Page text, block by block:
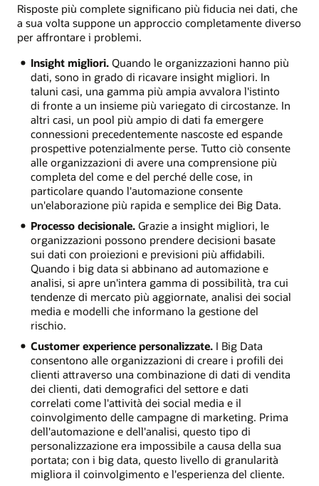
Risposte più complete significano più fiducia nei dati, che
a sua volta suppone un approccio completamente diverso
per affrontare i problemi.
Insight migliori.Quando le organizzazioni hanno più
dati, sono in grado di ricavare insight migliori. In
taluni casi, una gamma più ampia avvalora l'istinto
di fronte a un insieme più variegato di circostanze. In
altri casi, un pool più ampio di dati fa emergere
connessioni precedentemente nascoste ed espande
prospettive potenzialmente perse. Tutto ciò consente
alle organizzazioni di avere una comprensione più
completa del come e del perché delle cose, in
particolare quando l'automazione consente
un'elaborazione più rapida e semplice dei Big Data.
Processo decisionale.Grazie a insight migliori, le
organizzazioni possono prendere decisioni basate
sui dati con proiezioni e previsioni più affidabili.
Quando i big data si abbinano ad automazione e
analisi, si apre un'intera gamma di possibilità, tra cui
tendenze di mercato più aggiornate, analisi dei social
media e modelli che informano la gestione del
rischio.
Customer experience personalizzate.I Big Data
consentono alle organizzazioni di creare i profili dei
clienti attraverso una combinazione di dati di vendita
dei clienti, dati demografici del settore e dati
correlati come l'attività dei social media e il
coinvolgimento delle campagne di marketing. Prima
dell'automazione e dell'analisi, questo tipo di
personalizzazione era impossibile a causa della sua
portata; con i big data, questo livello di granularità
migliora il coinvolgimento e l'esperienza del cliente.